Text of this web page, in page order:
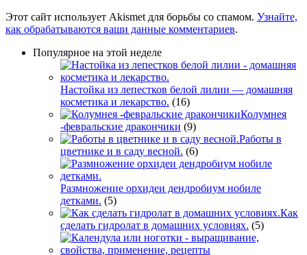
Этот сайт использует Akismet для борьбы со спамом. Узнайте,
как обрабатываются ваши данные комментариев.
Популярное на этой неделе
Настойка из лепестков белой лилии — домашняя
косметика и лекарство. (16)
Колумнея
-февральские дракончики (9)
Работы в
цветнике и в саду весной. (6)
Размножение орхидеи дендробиум нобиле
детками. (5)
Как
сделать гидролат в домашних условиях. (5)